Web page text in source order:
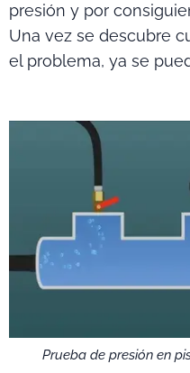
presión y por
Una vez se descubre
el problema, ya se
Prueba de presión en